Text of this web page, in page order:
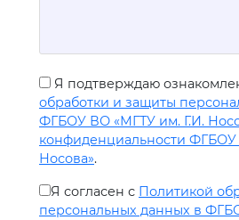
Я подтверждаю
обработки и защиты
ФГБОУ ВО «МГТУ им. Г.И.
конфиденциальности
Носова».
Я согласен с Политикой
персональных данных в